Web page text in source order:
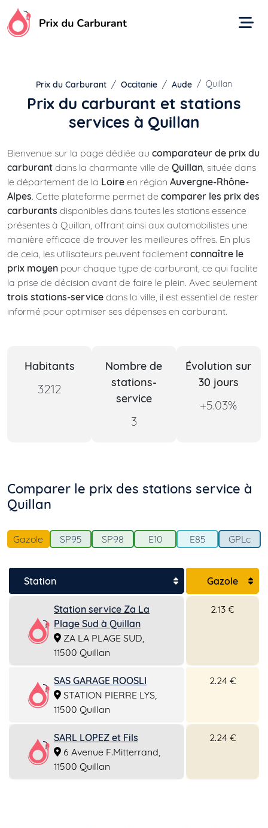
Aller
au
contenu
Prix du Carburant Occitanie Aude Quillan
Prix du carburant et stations
services à Quillan
Bienvenue sur la page dédiée au comparateur de prix du
carburant dans la charmante ville de Quillan, située dans
le département de la Loire en région Auvergne-Rhône-
Alpes. Cette plateforme permet de comparer les prix des
carburants disponibles dans toutes les stations essence
présentes à Quillan, offrant ainsi aux automobilistes une
manière efficace de trouver les meilleures offres. En plus
de cela, les utilisateurs peuvent facilement connaître le
prix moyen pour chaque type de carburant, ce qui facilite
la prise de décision avant de faire le plein. Avec seulement
trois stations-service dans la ville, il est essentiel de rester
informé pour optimiser ses dépenses en carburant.
Habitants
3212
Nombre de
stations-
service
3
Évolution sur
30 jours
+5.03%
Comparer le prix des stations service à
Quillan
Gazole SP95 SP98 E10 E85 GPLc
Station Gazole
Station service Za La
Plage Sud à Quillan
ZA LA PLAGE SUD,
11500 Quillan
2.13 €
SAS GARAGE ROOSLI
STATION PIERRE LYS,
11500 Quillan
2.24 €
SARL LOPEZ et Fils
6 Avenue F.Mitterrand,
11500 Quillan
2.24 €